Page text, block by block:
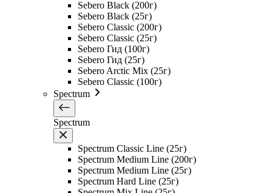
Sebero Black (200г)
Sebero Black (25г)
Sebero Classic (200г)
Sebero Classic (25г)
Sebero Гид (100г)
Sebero Гид (25г)
Sebero Arctic Mix (25г)
Sebero Classic (100г)
Spectrum
Spectrum
Spectrum Classic Line (25г)
Spectrum Medium Line (200г)
Spectrum Medium Line (25г)
Spectrum Hard Line (25г)